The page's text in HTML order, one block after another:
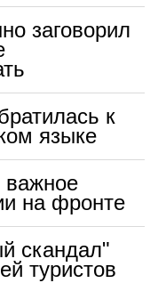
заговорил
к
языке
на фронте
скандал"
туристов